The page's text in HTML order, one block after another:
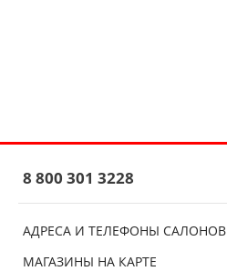
АДРЕСА И ТЕЛЕФОНЫ САЛОНОВ
МАГАЗИНЫ НА КАРТЕ
8 800 301 3228